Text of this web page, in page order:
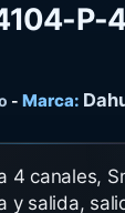
P-
- Marca:
4 canales,
y salida,